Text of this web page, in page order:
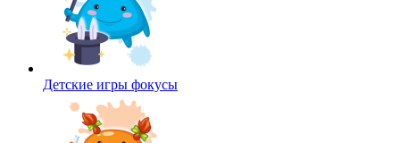
Детские игры фокусы